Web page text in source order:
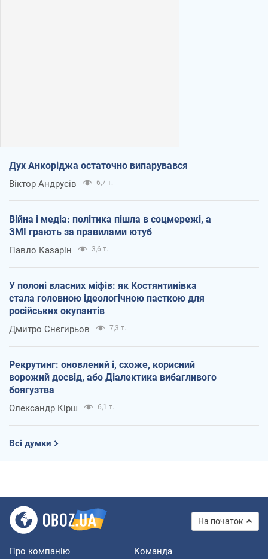
Дух Анкоріджа остаточно випарувався
Віктор Андрусів 6,7 т.
Війна і медіа: політика пішла в соцмережі, а
ЗМІ грають за правилами ютуб
Павло Казарін 3,6 т.
У полоні власних міфів: як Костянтинівка
стала головною ідеологічною пасткою для
російських окупантів
Дмитро Снєгирьов 7,3 т.
Рекрутинг: оновлений і, схоже, корисний
ворожий досвід, або Діалектика вибагливого
боягузтва
Олександр Кірш 6,1 т.
Всі думки
На початок
Про компанію Команда